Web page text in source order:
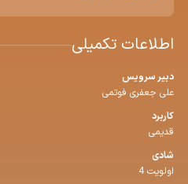
اطلاعات تکمیلی
دبیر سرویس
علی جعفری فوتمی
کاربرد
قدیمی
شادی
اولویت 4